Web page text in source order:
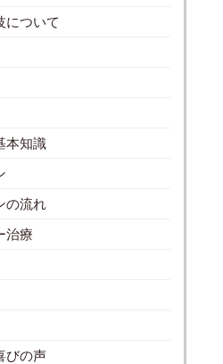
について
本知識
の流れ
治療
びの声